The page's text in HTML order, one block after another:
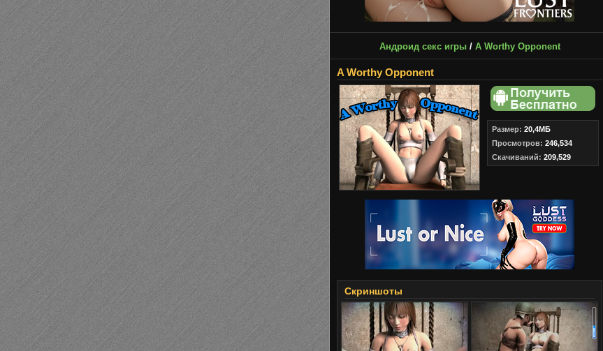
Андроид секс игры/ A Worthy Opponent
A Worthy Opponent
Размер: 20,4МБ
Просмотров: 246,534
Скачиваний: 209,529
Скриншоты